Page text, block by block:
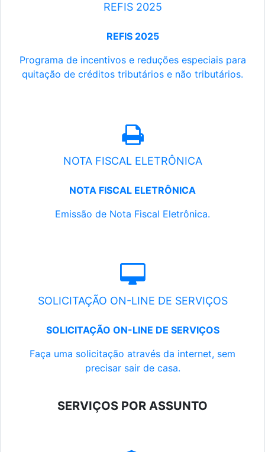
REFIS 2025
REFIS 2025
Programa de incentivos e reduções especiais para
quitação de créditos tributários e não tributários.
NOTA FISCAL ELETRÔNICA
NOTA FISCAL ELETRÔNICA
Emissão de Nota Fiscal Eletrônica.
SOLICITAÇÃO ON-LINE DE SERVIÇOS
SOLICITAÇÃO ON-LINE DE SERVIÇOS
Faça uma solicitação através da internet, sem
precisar sair de casa.
SERVIÇOS POR ASSUNTO